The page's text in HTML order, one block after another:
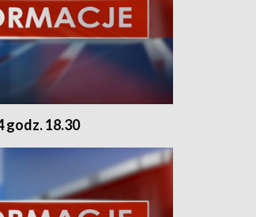
godz. 18.30